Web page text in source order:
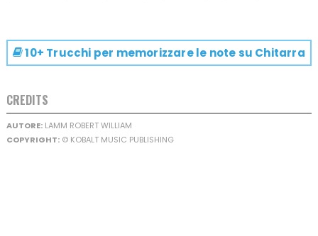
10+ Trucchi per memorizzare le note su Chitarra
CREDITS
AUTORE:LAMM ROBERT WILLIAM
COPYRIGHT:© KOBALT MUSIC PUBLISHING